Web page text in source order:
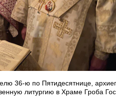
36-ю по Пятидесятнице,
литургию в Храме Гроба